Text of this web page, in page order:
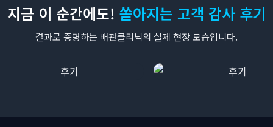
지금 이 순간에도! 쏟아지는 고객 감사 후기
결과로 증명하는 배관클리닉의 실제 현장 모습입니다.